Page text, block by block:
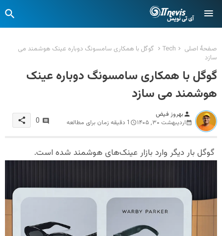
صفحهٔ اصلی Tech
گوگل با همکاری سامسونگ دوباره عینک هوشمند می
سازد
گوگل با همکاری سامسونگ دوباره عینک
هوشمند می سازد
person بهروز فیض
اردیبهشت ۳۰, ۱۴۰۵
1 دقیقه زمان برای مطالعه 0
share
گوگل بار دیگر وارد بازار عینک‌های هوشمند شده است.